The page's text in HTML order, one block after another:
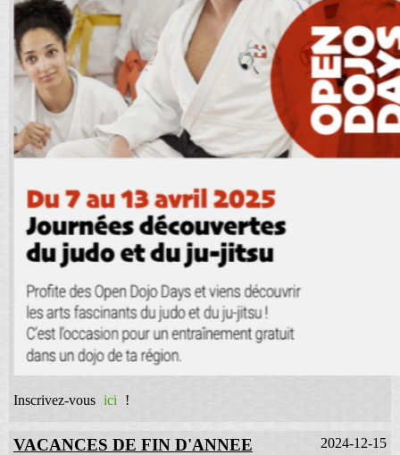
Inscrivez-vous ici !
VACANCES DE FIN D'ANNEE
2024-12-15